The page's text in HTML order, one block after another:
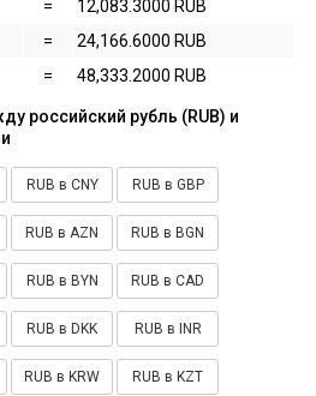
=
12,083.3000 RUB
=
24,166.6000 RUB
= 48,333.2000 RUB
российский рубль (RUB) и
RUB в CNY RUB в GBP
RUB в AZN RUB в BGN
RUB в BYN RUB в CAD
RUB в DKK RUB в INR
RUB в KRW RUB в KZT